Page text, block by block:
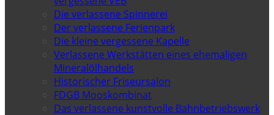
Die verlassene Spinnerei
Der verlassene Ferienpark
Die kleine vergessene Kapelle
Verlassene Werkstätten eines ehemaligen
Mineralölhandels
Historischer Friseursalon
FDGB Mooskombinat
Das verlassene kunstvolle Bahnbetriebswerk